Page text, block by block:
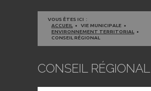
VOUS ÊTES ICI :
ACCUEIL
VIE MUNICIPALE
ENVIRONNEMENT TERRITORIAL
CONSEIL RÉGIONAL
CONSEIL RÉGIONAL